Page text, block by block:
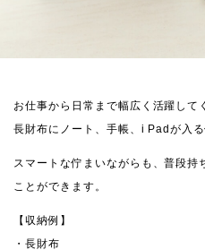
お仕事から日常まで幅広く活躍して
長財布にノート、手帳、i Padが入る
スマートな佇まいながらも、普段持
ことができます。
【収納例】
・長財布